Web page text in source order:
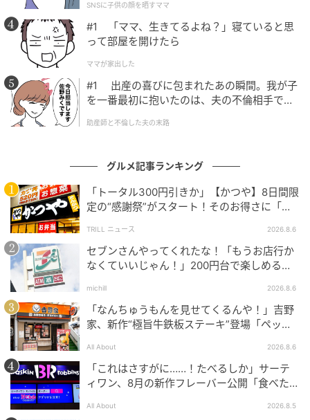
出典：Instagram
和スイーツが食べたい時には、春の香りも楽しめてご
褒美感たっぷりの「よもぎパフェ」がおすすめ。よも
ぎ団子、よもぎどら焼生地、黒糖きなこホイップクリ
食感が楽しめそう。団子のモチモチとした弾力のある
食感に食べ応えも感じられ、一度食べたらやみつきに
なりそうです。
土台は軽さのあるよもぎプリン！
SNSに子供の顔を晒すママ
#1 「ママ、生きてるよね？」寝ていると思
って部屋を開けたら
ママが家出した
#1 出産の喜びに包まれたあの瞬間。我が子
を一番最初に抱いたのは、夫の不倫相手でし
助産師と不倫した夫の末路
グルメ記事ランキング
「トータル300円引きか」【かつや】8日間限
定の“感謝祭”がスタート！そのお得さに「何
TRILL ニュース 2026.8.6
セブンさんやってくれたな！「もうお店行か
なくていいじゃん！」200円台で楽しめる本
michill 2026.8.6
「なんちゅうもんを見せてくるんや！」吉野
家、新作“極旨牛鉄板ステーキ”登場「ペッパ
All About 2026.8.6
「これはさすがに……！たべるしか」サーテ
ィワン、8月の新作フレーバー公開「食べた方
All About 2026.8.5